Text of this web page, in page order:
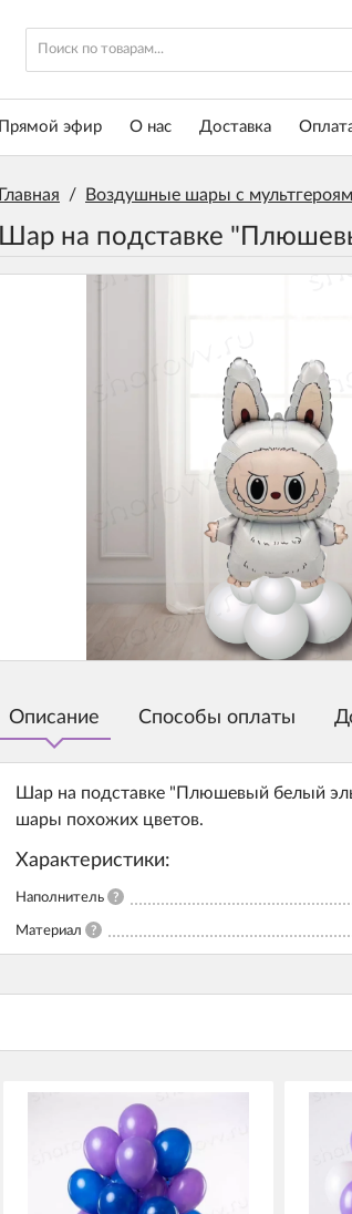
Прямой эфир О нас Доставка
Главная / Воздушные шары с
Шар на подставке
Описание Способы оплаты
Шар на подставке "Плюшевый белый
шары похожих цветов.
Характеристики:
Наполнитель ?
Материал ?